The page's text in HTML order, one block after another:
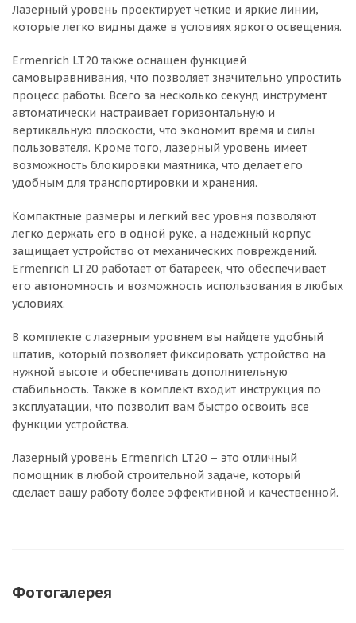
Лазерный уровень проектирует четкие и яркие линии,
которые легко видны даже в условиях яркого освещения.
Ermenrich LT20 также оснащен функцией
самовыравнивания, что позволяет значительно упростить
процесс работы. Всего за несколько секунд инструмент
автоматически настраивает горизонтальную и
вертикальную плоскости, что экономит время и силы
пользователя. Кроме того, лазерный уровень имеет
возможность блокировки маятника, что делает его
удобным для транспортировки и хранения.
Компактные размеры и легкий вес уровня позволяют
легко держать его в одной руке, а надежный корпус
защищает устройство от механических повреждений.
Ermenrich LT20 работает от батареек, что обеспечивает
его автономность и возможность использования в любых
условиях.
В комплекте с лазерным уровнем вы найдете удобный
штатив, который позволяет фиксировать устройство на
нужной высоте и обеспечивать дополнительную
стабильность. Также в комплект входит инструкция по
эксплуатации, что позволит вам быстро освоить все
функции устройства.
Лазерный уровень Ermenrich LT20 – это отличный
помощник в любой строительной задаче, который
сделает вашу работу более эффективной и качественной.
Фотогалерея